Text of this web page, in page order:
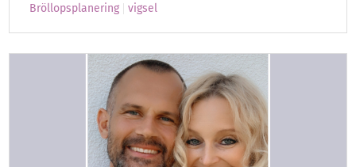
Bröllopsplanering vigsel